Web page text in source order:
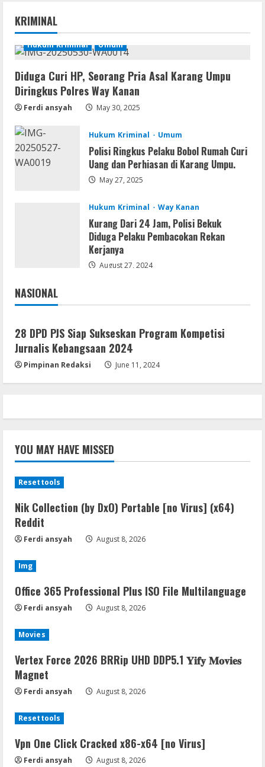
1
Img
Office 365 Professional Plus ISO File
Multilanguage
Movies
Vertex Force 2026 BRRip UHD DDP5.1
𝐘𝐢𝐟𝐲 𝐌𝐨𝐯𝐢𝐞𝐬 Magnet
Resettools
Vpn One Click Cracked x86-x64 [no
Virus]
5
Resettools
Cracked x86-x64 [no Virus]
August 8, 2026
KRIMINAL
Hukum Kriminal Umum
Diduga Curi HP, Seorang Pria Asal Karang Umpu
Diringkus Polres Way Kanan
Ferdi ansyah May 30, 2025
Hukum Kriminal Umum
Polisi Ringkus Pelaku Bobol Rumah Curi
Uang dan Perhiasan di Karang Umpu.
May 27, 2025
Hukum Kriminal Way Kanan
Kurang Dari 24 Jam, Polisi Bekuk
Diduga Pelaku Pembacokan Rekan
Kerjanya
August 27, 2024
NASIONAL
Jakarta
28 DPD PJS Siap Sukseskan Program Kompetisi
Jurnalis Kebangsaan 2024
Pimpinan Redaksi June 11, 2024
YOU MAY HAVE MISSED
Resettools
Nik Collection (by DxO) Portable [no Virus] (x64)
Reddit
Ferdi ansyah August 8, 2026
Img
Office 365 Professional Plus ISO File Multilanguage
Ferdi ansyah August 8, 2026
Movies
Vertex Force 2026 BRRip UHD DDP5.1 𝐘𝐢𝐟𝐲 𝐌𝐨𝐯𝐢𝐞𝐬
Magnet
Ferdi ansyah August 8, 2026
Resettools
Vpn One Click Cracked x86-x64 [no Virus]
Ferdi ansyah August 8, 2026